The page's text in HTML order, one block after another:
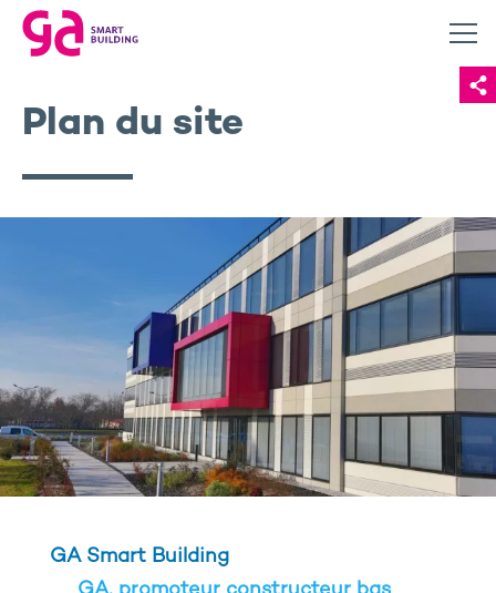
Plan du site
GA Smart Building